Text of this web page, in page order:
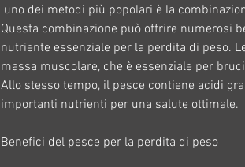
Questa combinazione può offrire numerosi
nutriente essenziale per la perdita di peso.
massa muscolare, che è essenziale per
Allo stesso tempo, il pesce contiene acidi
importanti nutrienti per una salute ottimale.
Benefici del pesce per la perdita di peso